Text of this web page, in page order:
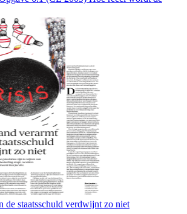
de staatsschuld verdwijnt zo niet